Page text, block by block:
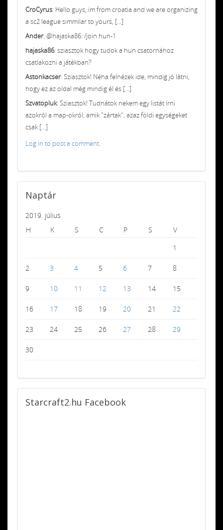
CroCyrus: Hello guys, im from croatia and we are organizing
a sc2 league simmilar to yours, [...]
Ander: @hajaska86: /join hun-1
hajaska86: sziasztok hogy tudok a hun csatornához
csatlakozni a játékban?
Astonkacser: Sziasztok! Néha felnézek ide, mindig jó látni,
hogy ez az oldal még mindig él és [...]
Szvatopluk: Sziasztok! Tudnátok nekem egy listát írni
azokról a map-okról, amik "zártak", azaz földi egységeket
csak [...]
Log in to post a comment.
Naptár
2019. július
H
K S C P S
V
1
2 3 4 5 6 7 8
9 10 11 12 13 14 15
16 17 18 19 20 21 22
23 24 25 26 27 28 29
30
Starcraft2.hu Facebook